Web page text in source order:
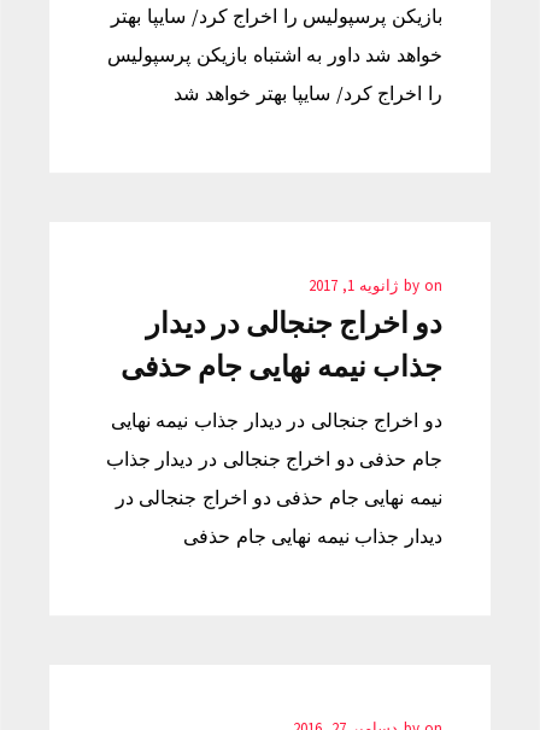
بازیکن پرسپولیس را اخراج کرد/ سایپا بهتر
خواهد شد داور به اشتباه بازیکن پرسپولیس
را اخراج کرد/ سایپا بهتر خواهد شد
by on ژانویه 1, 2017
دو اخراج جنجالی در دیدار
جذاب نیمه نهایی جام حذفی
دو اخراج جنجالی در دیدار جذاب نیمه نهایی
جام حذفی دو اخراج جنجالی در دیدار جذاب
نیمه نهایی جام حذفی دو اخراج جنجالی در
دیدار جذاب نیمه نهایی جام حذفی